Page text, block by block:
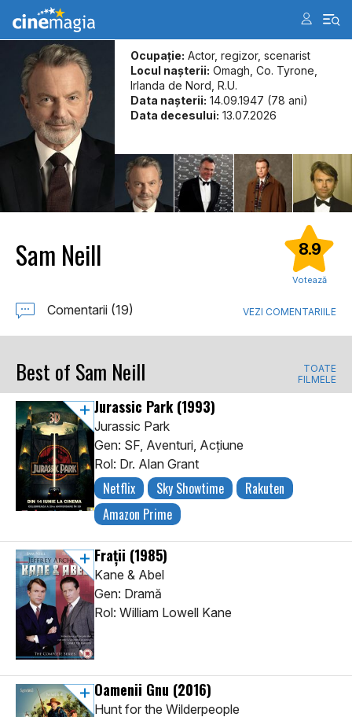
Ocupație: Actor, regizor, scenarist
Locul naşterii: Omagh, Co. Tyrone,
Irlanda de Nord, R.U.
Data naşterii: 14.09.1947 (78 ani)
Data decesului: 13.07.2026
Sam Neill 8.9
Votează
Comentarii (19) VEZI COMENTARIILE
Best of Sam Neill
TOATE
FILMELE
Jurassic Park (1993)
Jurassic Park
Gen: SF, Aventuri, Acţiune
Rol: Dr. Alan Grant
Netflix Sky Showtime
Rakuten
Amazon Prime
Frații (1985)
Kane & Abel
Gen: Dramă
Rol: William Lowell Kane
Oamenii Gnu (2016)
Hunt for the Wilderpeople